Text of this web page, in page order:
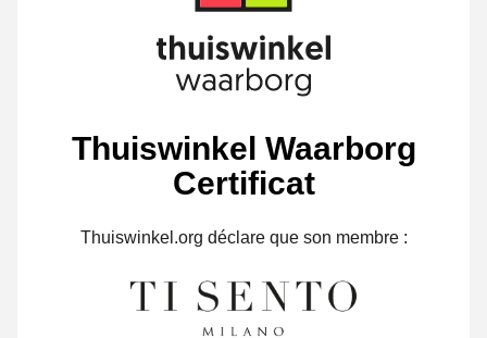
Thuiswinkel Waarborg
Certificat
Thuiswinkel.org déclare que son membre :